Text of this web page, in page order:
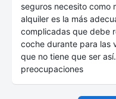
seguros necesito como
alquiler es la más
complicadas que debe
coche durante para las
que no tiene que ser
preocupaciones